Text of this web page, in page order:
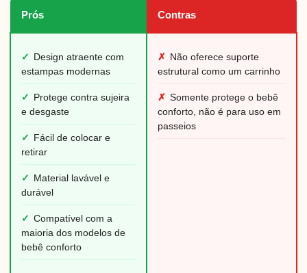
Prós Contras
✓
Design atraente com
estampas modernas
✓
Protege contra sujeira
e desgaste
✓
Fácil de colocar e
retirar
✓
Material lavável e
durável
✓ Compatível com a
maioria dos modelos de
bebê conforto
✗ Não oferece suporte
estrutural como um carrinho
✗ Somente protege o bebê
conforto, não é para uso em
passeios